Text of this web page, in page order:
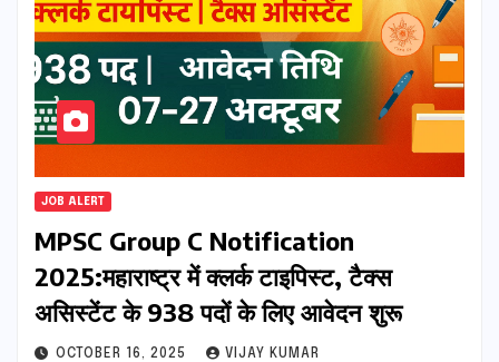
JOB ALERT
MPSC Group C Notification
2025:महाराष्ट्र में क्लर्क टाइपिस्ट, टैक्स
असिस्टेंट के 938 पदों के लिए आवेदन शुरू
OCTOBER 16, 2025 VIJAY KUMAR